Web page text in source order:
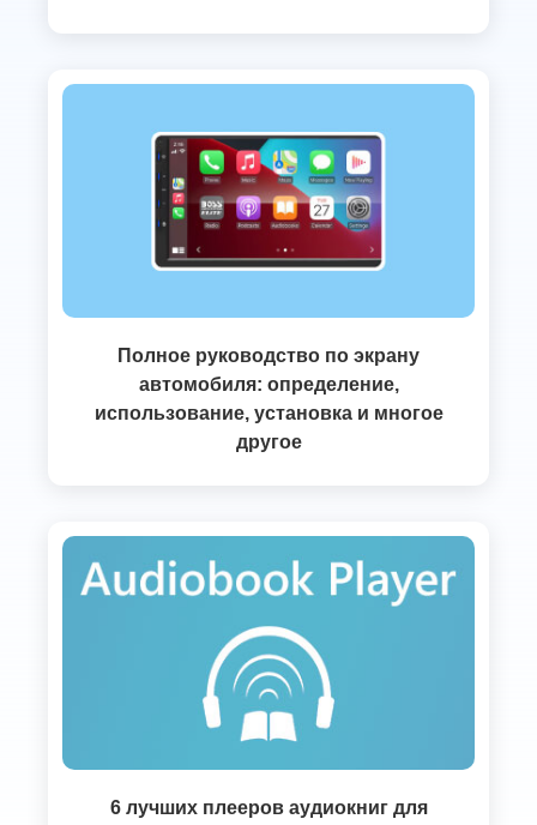
Полное руководство по экрану
автомобиля: определение,
использование, установка и многое
другое
6 лучших плееров аудиокниг для